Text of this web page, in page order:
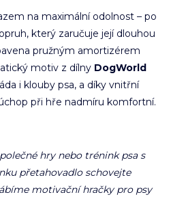
na maximální odolnost – po
který zaručuje její dlouhou
pružným amortizérem
motiv z dílny DogWorld
i klouby psa, a díky vnitřní
při hře nadmíru komfortní.
hry nebo trénink psa s
přetahovadlo schovejte
motivační hračky pro psy